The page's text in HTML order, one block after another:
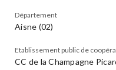
Département
Aisne (02)
Etablissement public de
CC de la Champagne